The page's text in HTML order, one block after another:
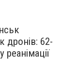
дронів: 62-
реанімації